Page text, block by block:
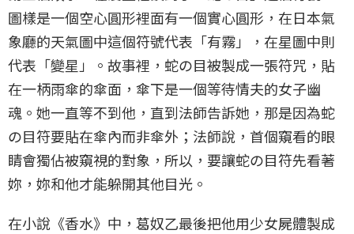
圖樣是一個空心圓形裡面有一個實心圓形，在日本氣
象廳的天氣圖中這個符號代表「有霧」，在星圖中則
代表「變星」。故事裡，蛇の目被製成一張符咒，貼
在一柄雨傘的傘面，傘下是一個等待情夫的女子幽
魂。她一直等不到他，直到法師告訴她，那是因為蛇
の目符要貼在傘內而非傘外；法師說，首個窺看的眼
睛會獨佔被窺視的對象，所以，要讓蛇の目符先看著
妳，妳和他才能躲開其他目光。
在小說《香水》中，葛奴乙最後把他用少女屍體製成